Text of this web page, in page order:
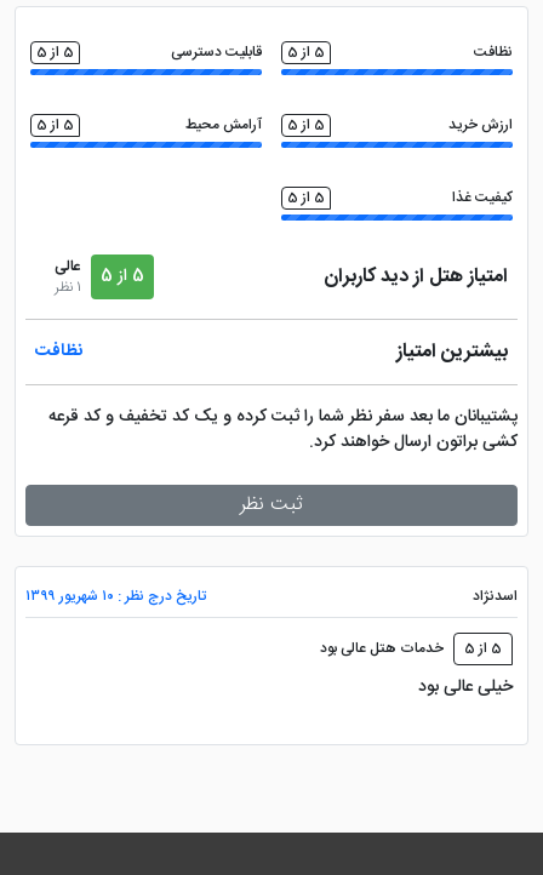
نظافت 5 از 5 قابلیت دسترسی 5 از 5
ارزش خرید 5 از 5 آرامش محیط 5 از 5
کیفیت غذا 5 از 5
امتیاز هتل از دید کاربران 5 از 5
عالی
1 نظر
بیشترین امتیاز نظافت
پشتیبانان ما بعد سفر نظر شما را ثبت کرده و یک کد تخفیف و کد قرعه
کشی براتون ارسال خواهند کرد.
ثبت نظر
اسدنژاد تاریخ درج نظر : ۱۰ شهریور ۱۳۹۹
5 از 5 خدمات هتل عالی بود
خیلی عالی بود